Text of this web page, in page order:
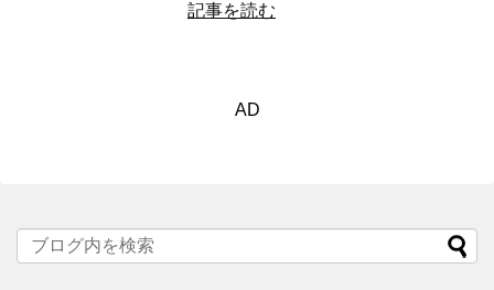
記事を読む
AD